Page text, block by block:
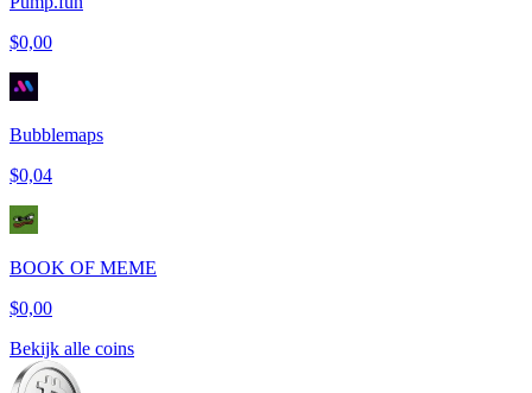
$0,00
Bubblemaps
$0,04
BOOK OF MEME
$0,00
Bekijk alle coins